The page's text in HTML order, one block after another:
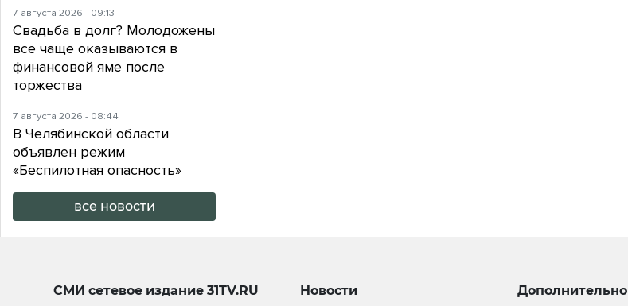
7 августа 2026 - 09:13
Свадьба в долг? Молодожены
все чаще оказываются в
финансовой яме после
торжества
7 августа 2026 - 08:44
В Челябинской области
объявлен режим
«Беспилотная опасность»
все новости
СМИ сетевое издание31TV.RU Новости Дополнительно